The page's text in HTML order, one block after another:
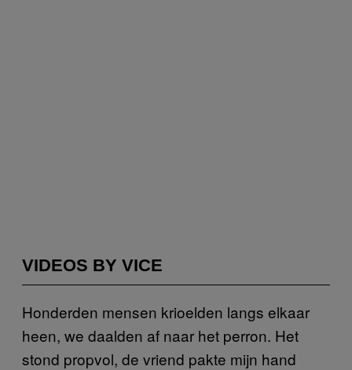
VIDEOS BY VICE
Honderden mensen krioelden langs elkaar
heen, we daalden af naar het perron. Het
stond propvol, de vriend pakte mijn hand